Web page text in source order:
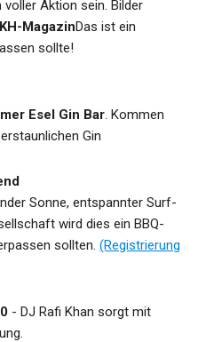
voller Aktion sein. Bilder
KH-MagazinDas ist ein
sollte!
Esel Gin Bar. Kommen
Gin
Sonne, entspannter Surf-
wird dies ein BBQ-
sollten. (Registrierung
- DJ Rafi Khan sorgt mit